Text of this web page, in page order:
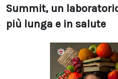
Summit, un
più lunga e in salute